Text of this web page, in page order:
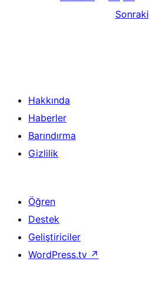
Sonraki
Hakkında
Haberler
Barındırma
Gizlilik
Öğren
Destek
Geliştiriciler
WordPress.tv ↗